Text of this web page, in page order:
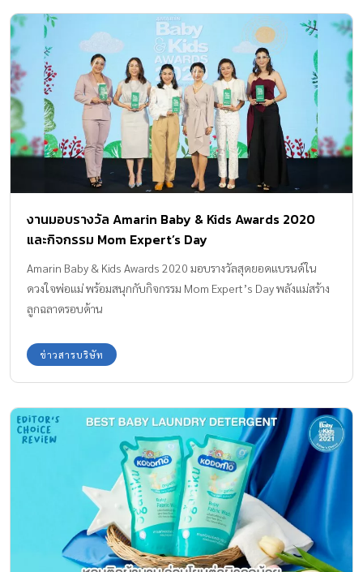
งานมอบรางวัล Amarin Baby & Kids Awards 2020
และกิจกรรม Mom Expert’s Day
Amarin Baby & Kids Awards 2020 มอบรางวัลสุดยอดแบรนด์ใน
ดวงใจพ่อแม่ พร้อมสนุกกับกิจกรรม Mom Expert’s Day พลังแม่สร้าง
ลูกฉลาดรอบด้าน
ข่าวสารบริษัท